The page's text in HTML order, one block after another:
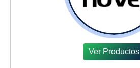
Ver Productos